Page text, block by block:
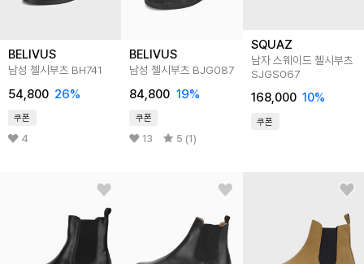
BELIVUS
남성 첼시부츠 BH741
54,800 26%
쿠폰
4
BELIVUS
남성 첼시부츠 BJG087
84,800 19%
쿠폰
13 5 (1)
SQUAZ
남자 스웨이드 첼시부츠
SJGS067
168,000 10%
쿠폰